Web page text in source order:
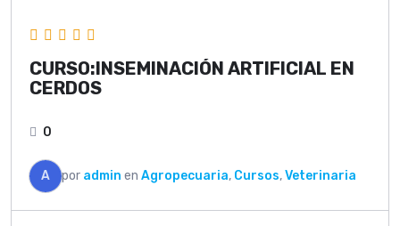
CURSO:INSEMINACIÓN ARTIFICIAL EN
CERDOS
0
A por admin en Agropecuaria, Cursos,Veterinaria